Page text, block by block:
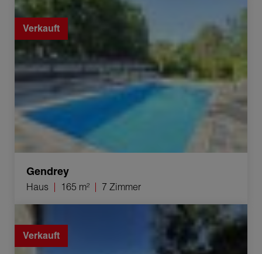
Verkauf Haus Gendrey 7 Zimmer 165 m²
Verkauft
Gendrey
Haus 165 m² 7 Zimmer
Verkauft